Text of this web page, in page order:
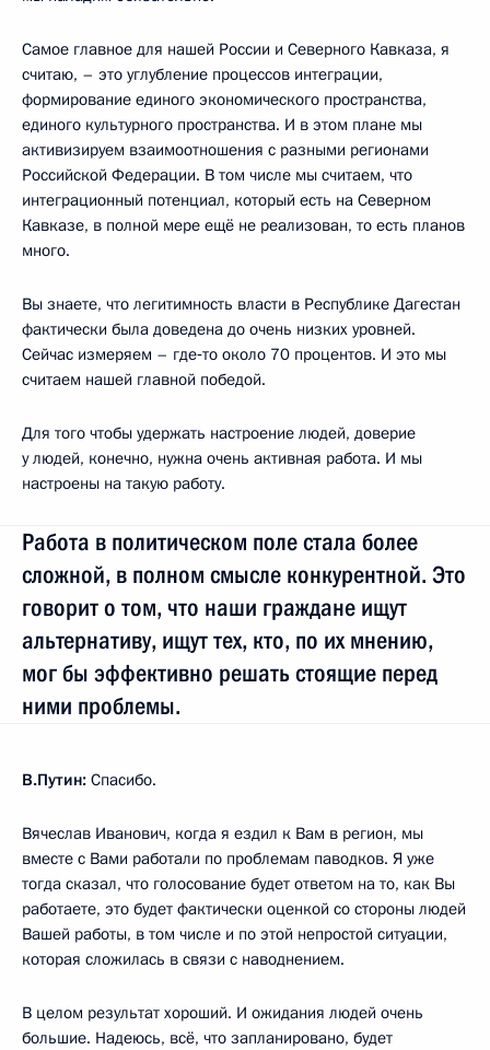
Самое главное для нашей России и Северного Кавказа, я
считаю, – это углубление процессов интеграции,
формирование единого экономического пространства,
единого культурного пространства. И в этом плане мы
активизируем взаимоотношения с разными регионами
Российской Федерации. В том числе мы считаем, что
интеграционный потенциал, который есть на Северном
Кавказе, в полной мере ещё не реализован, то есть планов
много.
Вы знаете, что легитимность власти в Республике Дагестан
фактически была доведена до очень низких уровней.
Сейчас измеряем – где‑то около 70 процентов. И это мы
считаем нашей главной победой.
Для того чтобы удержать настроение людей, доверие
у людей, конечно, нужна очень активная работа. И мы
настроены на такую работу.
Работа в политическом поле стала более
сложной, в полном смысле конкурентной. Это
говорит о том, что наши граждане ищут
альтернативу, ищут тех, кто, по их мнению,
мог бы эффективно решать стоящие перед
ними проблемы.
В.Путин: Спасибо.
Вячеслав Иванович, когда я ездил к Вам в регион, мы
вместе с Вами работали по проблемам паводков. Я уже
тогда сказал, что голосование будет ответом на то, как Вы
работаете, это будет фактически оценкой со стороны людей
Вашей работы, в том числе и по этой непростой ситуации,
которая сложилась в связи с наводнением.
В целом результат хороший. И ожидания людей очень
большие. Надеюсь, всё, что запланировано, будет